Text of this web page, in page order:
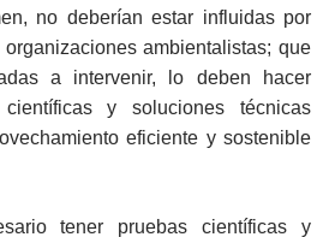
no deberían estar influidas por
ambientalistas; que
a intervenir, lo deben hacer
y soluciones técnicas
eficiente y sostenible
tener pruebas científicas y